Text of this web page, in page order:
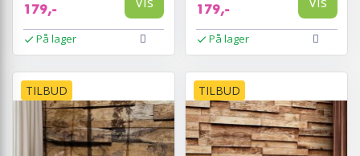
179,-
På lager
179,-
På lager
TILBUD TILBUD